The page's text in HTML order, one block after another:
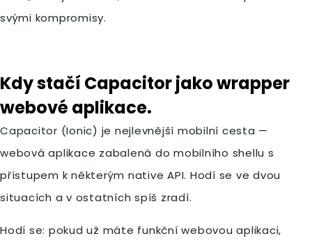
svými kompromisy.
Kdy stačí Capacitor jako wrapper
webové aplikace.
Capacitor (Ionic) je nejlevnější mobilní cesta —
webová aplikace zabalená do mobilního shellu s
přístupem k některým native API. Hodí se ve dvou
situacích a v ostatních spíš zradí.
Hodí se: pokud už máte funkční webovou aplikaci,